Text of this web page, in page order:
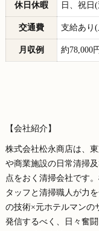
休日休暇 日、祝日
交通費 支給あり(
月収例 約78,000
【会社紹介】
株式会社松永商店は、
や商業施設の日常清掃
点をおく清掃会社です
タッフと清掃職人が力
の技術×元ホテルマンの
発信するべく、日々奮